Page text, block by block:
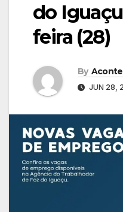
do
feira (28)
By
JUN 28,